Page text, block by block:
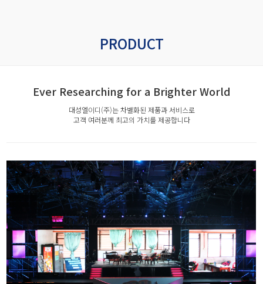
PRODUCT
Ever Researching for a Brighter World
대성엘이디(주)는 차별화된 제품과 서비스로
고객 여러분께 최고의 가치를 제공합니다